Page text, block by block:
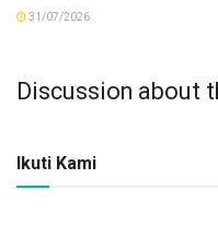
31/07/2026
Discussion about
Ikuti Kami